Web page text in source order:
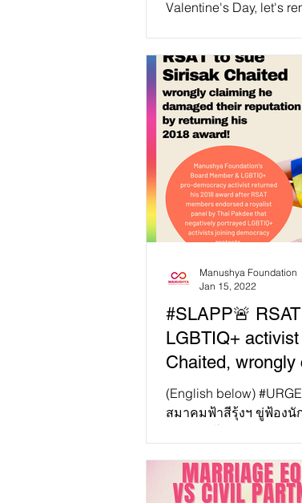
Valentine's Day, let's
#SLAPP🚨
LGBTIQ+
Chaited, wrongly
damaged their
(English below)
สมาคมฟ้าสีรุ้งฯ ขู่ฟ้องนั
Manushya Foundation
Jan 15, 2022